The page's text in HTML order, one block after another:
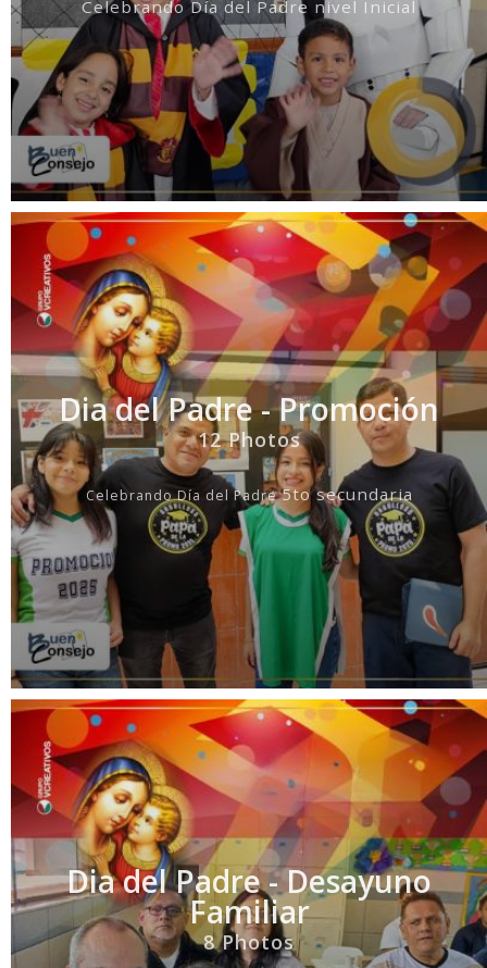
Celebrando Día del Padre nivel Inicial
Dia del Padre - Promoción
12 Photos
Celebrando Día del Padre5to secundaria
Dia del Padre - Desayuno
Familiar
8 Photos